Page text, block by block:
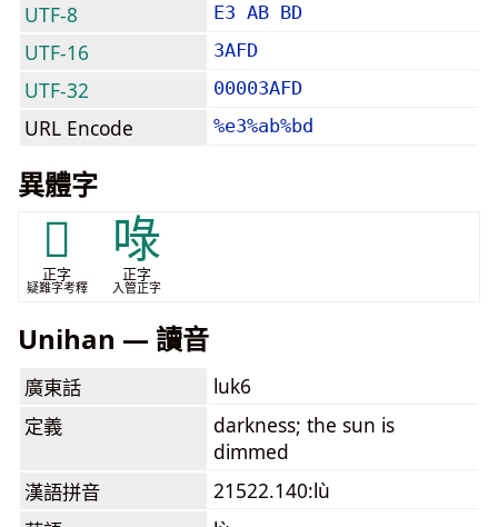
UTF-8 E3 AB BD
UTF-16 3AFD
UTF-32 00003AFD
URL Encode %e3%ab%bd
異體字
𣇨
正字
疑難字考釋
㖨
正字
入管正字
Unihan — 讀音
廣東話
luk6
定義
darkness; the sun is
dimmed
漢語拼音
21522.140:lù